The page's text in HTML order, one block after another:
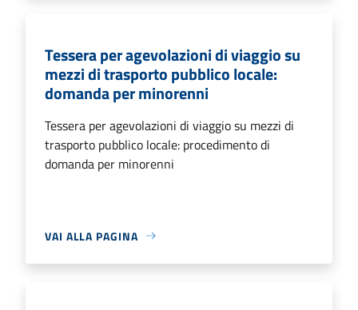
Tessera per agevolazioni di viaggio su
mezzi di trasporto pubblico locale:
domanda per minorenni
Tessera per agevolazioni di viaggio su mezzi di
trasporto pubblico locale: procedimento di
domanda per minorenni
VAI ALLA PAGINA